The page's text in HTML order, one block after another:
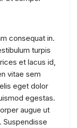
consequat in.
turpis
et lacus id,
vitae sem
eget dolor
egestas.
augue ut
Suspendisse